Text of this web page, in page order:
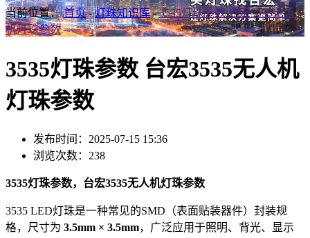
当前位置：首页-灯珠知识库-3535灯珠参数 台宏3535无人
机灯珠参数
3535灯珠参数 台宏3535无人机
灯珠参数
发布时间：2025-07-15 15:36
浏览次数：238
3535灯珠参数，台宏3535无人机灯珠参数
3535 LED灯珠是一种常见的SMD（表面贴装器件）封装规
格，尺寸为 3.5mm × 3.5mm，广泛应用于照明、背光、显示